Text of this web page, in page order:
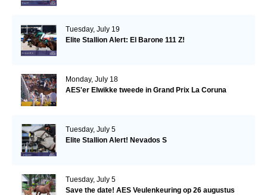
Tuesday, July 19
Elite Stallion Alert: El Barone 111 Z!
Monday, July 18
AES'er Elwikke tweede in Grand Prix La Coruna
Tuesday, July 5
Elite Stallion Alert! Nevados S
Tuesday, July 5
Save the date! AES Veulenkeuring op 26 augustus